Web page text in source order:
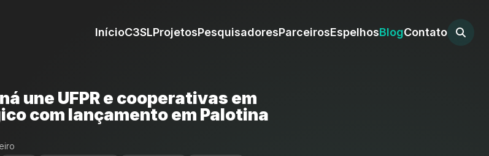
InícioC3SLProjetosPesquisadoresParceirosEspelhosBlogContato
une UFPR e cooperativas em
com lançamento em Palotina